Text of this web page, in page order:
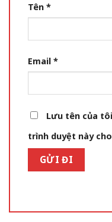
Tên *
Email *
Lưu tên của
trình duyệt này